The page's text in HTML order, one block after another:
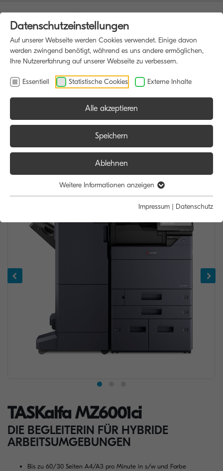
HOME MULTIFUNKTIONSDRUCKER
TASKalfa MZ6001ci
DIE BEGLEITERIN FÜR HYBRIDE
ARBEITSUMGEBUNGEN
Bis zu 60/30 Seiten A4/A3 pro Minute in s/w und Farbe
Datenschutzeinstellungen
Auf unserer Webseite werden Cookies verwendet. Einige davon
werden zwingend benötigt, während es uns andere ermöglichen,
Ihre Nutzererfahrung auf unserer Webseite zu verbessern.
Essentiell Statistische Cookies Externe Inhalte
Alle akzeptieren
Speichern
Ablehnen
Weitere Informationen anzeigen
Impressum | Datenschutz